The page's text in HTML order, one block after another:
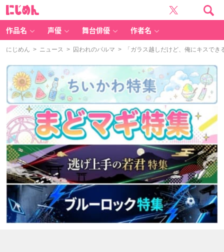
作品名 声優 舞台俳優 作者名
にじめん > ニュース > 囚われのパルマ > 「ガラス越しだけど、俺にキスでき